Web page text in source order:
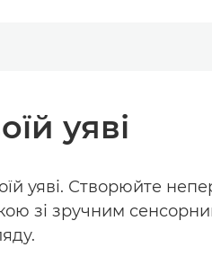
уяві
уяві. Створюйте
зі зручним